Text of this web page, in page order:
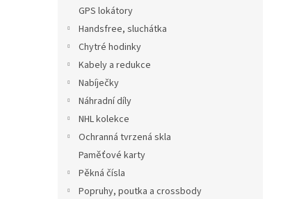
GPS lokátory
Handsfree, sluchátka
Chytré hodinky
Kabely a redukce
Nabíječky
Náhradní díly
NHL kolekce
Ochranná tvrzená skla
Paměťové karty
Pěkná čísla
Popruhy, poutka a crossbody